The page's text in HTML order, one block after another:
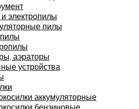
электропилы
пилы
аэраторы
устройства
аккумуляторные
бензиновые